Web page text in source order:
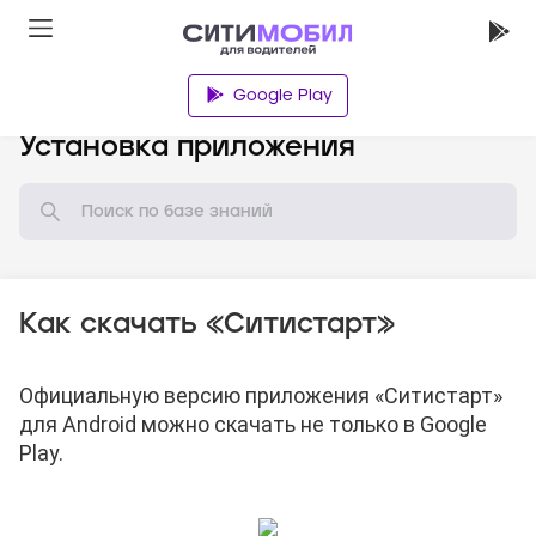
Google Play
Установка приложения
Как скачать «Ситистарт»
Официальную версию приложения «Ситистарт»
для Android можно скачать не только в Google
Play.